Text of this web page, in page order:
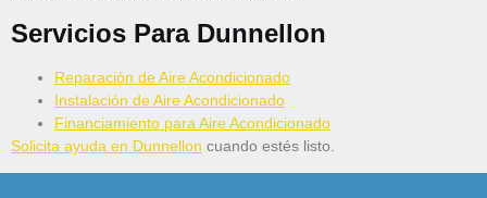
Servicios Para Dunnellon
Reparación de Aire Acondicionado
Instalación de Aire Acondicionado
Financiamiento para Aire Acondicionado
Solicita ayuda en Dunnellon cuando estés listo.